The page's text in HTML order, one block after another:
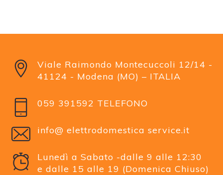
Viale Raimondo Montecuccoli 12/14 -
41124 - Modena (MO) – ITALIA
059 391592 TELEFONO
info@ elettrodomestica service.it
Lunedì a Sabato -dalle 9 alle 12:30
e dalle 15 alle 19 (Domenica Chiuso)